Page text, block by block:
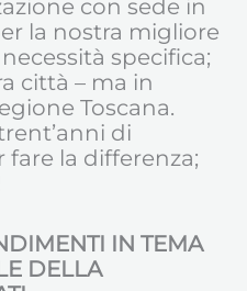
con sede in
la nostra migliore
specifica;
città – ma in
Toscana.
di
fare la differenza;
IN TEMA
DELLA